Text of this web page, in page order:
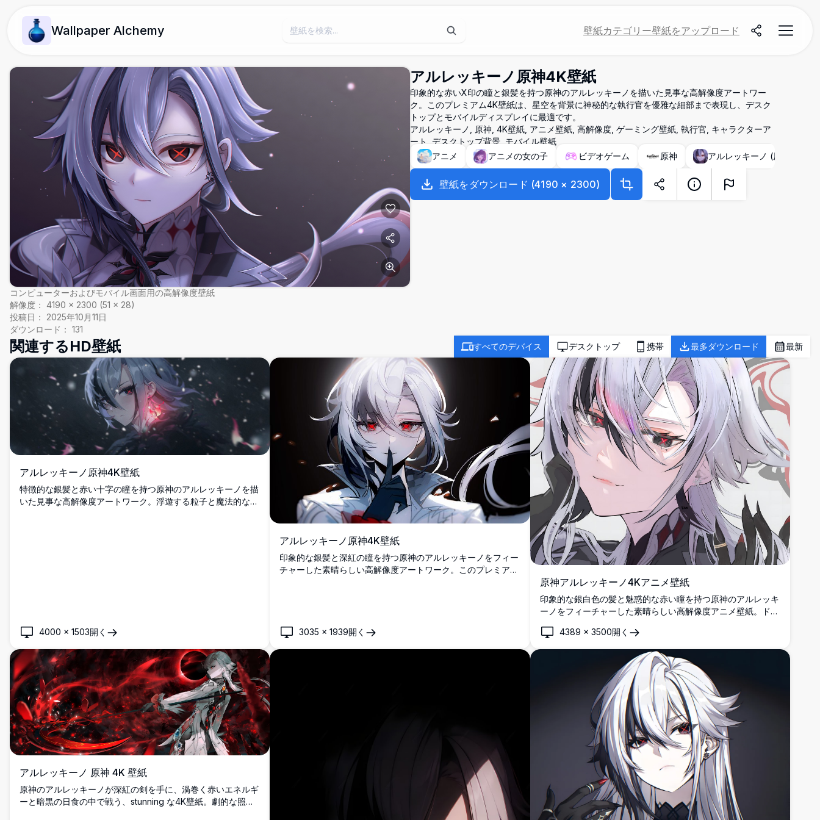
Wallpaper Alchemy 壁紙カテゴリー壁紙をアップロード
コンピューターおよびモバイル画面用の高解像度壁紙
解像度： 4190 × 2300 (51 × 28)
投稿日：
2025年10月11日
ダウンロード： 131
アルレッキーノ原神4K壁紙
印象的な赤いX印の瞳と銀髪を持つ原神のアルレッキーノを描いた見事な高解像度アートワー
ク。このプレミアム4K壁紙は、星空を背景に神秘的な執行官を優雅な細部まで表現し、デスク
トップとモバイルディスプレイに最適です。
アルレッキーノ, 原神, 4K壁紙, アニメ壁紙, 高解像度, ゲーミング壁紙, 執行官, キャラクターア
ート, デスクトップ背景, モバイル壁紙
アニメ
アニメの女の子 ビデオゲーム 原神 アルレッキーノ (原神)
壁紙をダウンロード (4190 × 2300)
関連するHD壁紙 すべてのデバイス デスクトップ 携帯 最多ダウンロード 最新
アルレッキーノ原神4K壁紙
特徴的な銀髪と赤い十字の瞳を持つ原神のアルレッキーノを描
いた見事な高解像度アートワーク。浮遊する粒子と魔法的なピ
4000 × 1503開く
アルレッキーノ原神4K壁紙
印象的な銀髪と深紅の瞳を持つ原神のアルレッキーノをフィー
チャーした素晴らしい高解像度アートワーク。このプレミアム
3035 ×1939開く
原神アルレッキーノ4Kアニメ壁紙
印象的な銀白色の髪と魅惑的な赤い瞳を持つ原神のアルレッキ
ーノをフィーチャーした素晴らしい高解像度アニメ壁紙。ドラ
ーデザインを表現した、デスクトップとモバイル背景に最適な
完璧な4K品質のアートワーク。
4389 × 3500開く
アルレッキーノ 原神 4K 壁紙
原神のアルレッキーノが深紅の剣を手に、渦巻く赤いエネルギ
ーと暗黒の日食の中で戦う、stunning な4K壁紙。劇的な照明